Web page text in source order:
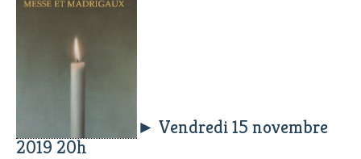
► Vendredi 15 novembre
2019 20h